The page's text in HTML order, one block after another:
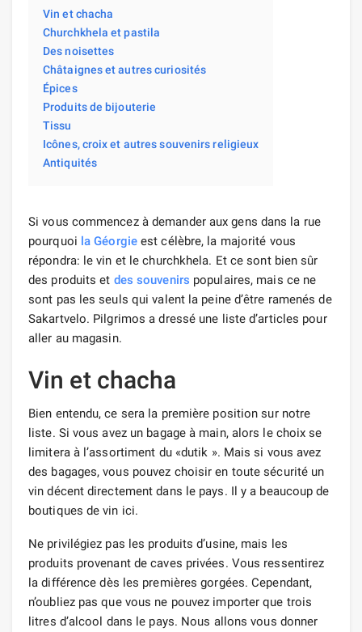
Vin et chacha
Churchkhela et pastila
Des noisettes
Châtaignes et autres curiosités
Épices
Produits de bijouterie
Tissu
Icônes, croix et autres souvenirs religieux
Antiquités
Si vous commencez à demander aux gens dans la rue
pourquoi la Géorgieest célèbre, la majorité vous
répondra: le vin et le churchkhela. Et ce sont bien sûr
des produits et des souvenirs populaires, mais ce ne
sont pas les seuls qui valent la peine d’être ramenés de
Sakartvelo. Pilgrimos a dressé une liste d’articles pour
aller au magasin.
Vin et chacha
Bien entendu, ce sera la première position sur notre
liste. Si vous avez un bagage à main, alors le choix se
limitera à l’assortiment du «dutik ». Mais si vous avez
des bagages, vous pouvez choisir en toute sécurité un
vin décent directement dans le pays. Il y a beaucoup de
boutiques de vin ici.
Ne privilégiez pas les produits d’usine, mais les
produits provenant de caves privées. Vous ressentirez
la différence dès les premières gorgées. Cependant,
n’oubliez pas que vous ne pouvez importer que trois
litres d’alcool dans le pays. Nous allons vous donner